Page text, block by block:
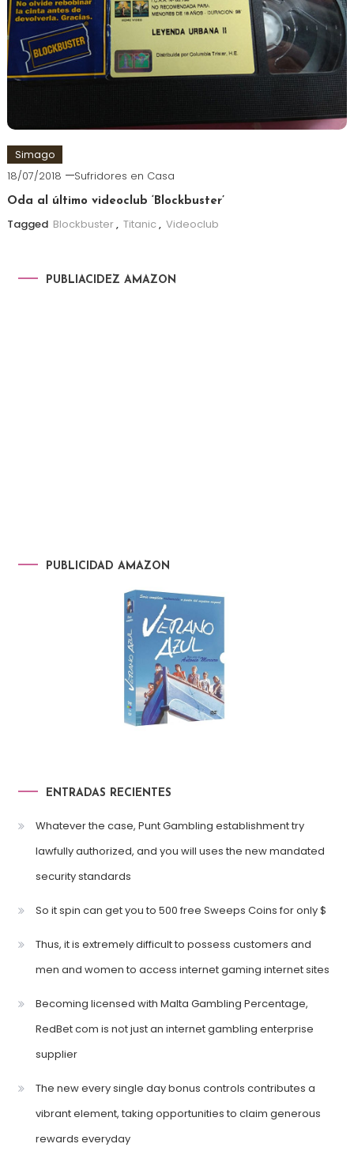
Simago
18/07/2018 Sufridores en Casa
Oda al último videoclub ‘Blockbuster’
Tagged Blockbuster, Titanic , Videoclub
PUBLIACIDEZ AMAZON
PUBLICIDAD AMAZON
ENTRADAS RECIENTES
Whatever the case, Punt Gambling establishment try
lawfully authorized, and you will uses the new mandated
security standards
So it spin can get you to 500 free Sweeps Coins for only $
Thus, it is extremely difficult to possess customers and
men and women to access internet gaming internet sites
Becoming licensed with Malta Gambling Percentage,
RedBet com is not just an internet gambling enterprise
supplier
The new every single day bonus controls contributes a
vibrant element, taking opportunities to claim generous
rewards everyday